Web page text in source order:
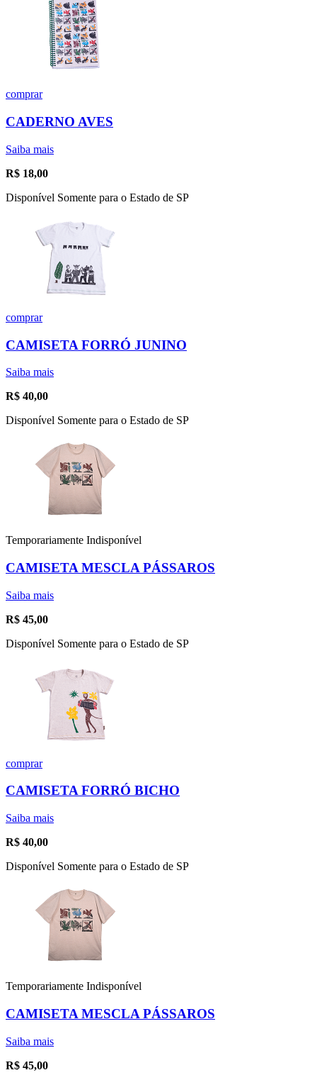
comprar
CADERNO AVES
Saiba mais
R$ 18,00
Disponível Somente para o Estado de SP
comprar
CAMISETA FORRÓ JUNINO
Saiba mais
R$ 40,00
Disponível Somente para o Estado de SP
Temporariamente Indisponível
CAMISETA MESCLA PÁSSAROS
Saiba mais
R$ 45,00
Disponível Somente para o Estado de SP
comprar
CAMISETA FORRÓ BICHO
Saiba mais
R$ 40,00
Disponível Somente para o Estado de SP
Temporariamente Indisponível
CAMISETA MESCLA PÁSSAROS
Saiba mais
R$ 45,00